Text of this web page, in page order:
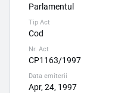
Parlamentul
Tip Act
Cod
Nr. Act
CP1163/1997
Data emiterii
Apr, 24, 1997